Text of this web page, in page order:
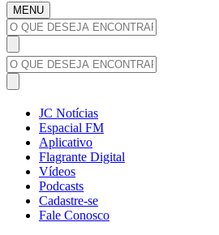
MENU
JC Notícias
Espacial FM
Aplicativo
Flagrante Digital
Vídeos
Podcasts
Cadastre-se
Fale Conosco